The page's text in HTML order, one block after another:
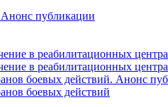
Анонс публикации
в реабилитационных
в реабилитационных
боевых действий. Анонс
боевых действий